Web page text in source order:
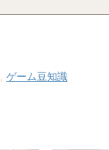
, ゲーム豆知識